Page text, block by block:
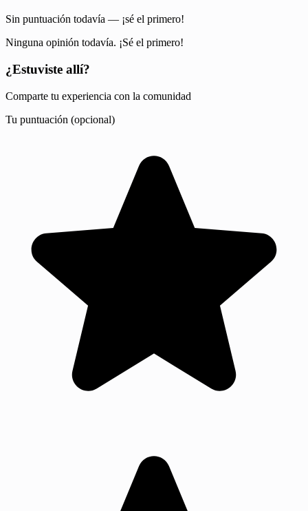
Sin puntuación todavía — ¡sé el primero!
Ninguna opinión todavía. ¡Sé el primero!
¿Estuviste allí?
Comparte tu experiencia con la comunidad
Tu puntuación (opcional)